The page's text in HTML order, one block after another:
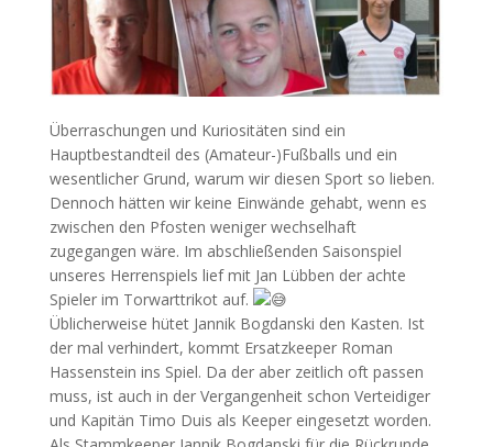
Überraschungen und Kuriositäten sind ein
Hauptbestandteil des (Amateur-)Fußballs und ein
wesentlicher Grund, warum wir diesen Sport so lieben.
Dennoch hätten wir keine Einwände gehabt, wenn es
zwischen den Pfosten weniger wechselhaft
zugegangen wäre. Im abschließenden Saisonspiel
unseres Herrenspiels lief mit Jan Lübben der achte
Spieler im Torwarttrikot auf.
Üblicherweise hütet Jannik Bogdanski den Kasten. Ist
der mal verhindert, kommt Ersatzkeeper Roman
Hassenstein ins Spiel. Da der aber zeitlich oft passen
muss, ist auch in der Vergangenheit schon Verteidiger
und Kapitän Timo Duis als Keeper eingesetzt worden.